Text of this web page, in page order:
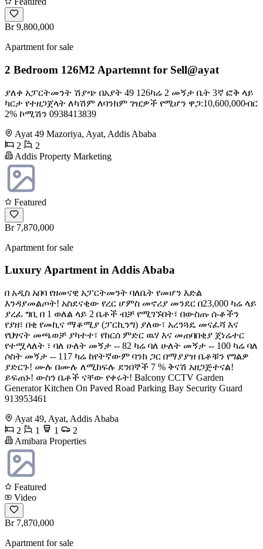
Br 9,800,000
Apartment for sale
2 Bedroom 126M2 Apartemnt for Sell@ayat
ያለቀ አፓርትመንት ሽያጭ በአያት 49 126ካሬ 2 መኝታ ቤት 3ኛ ፎቅ ላይ
ካርታ የተዘጋጀላት ለካሽም ለባንክም ገዢዎች የሚሆን ዋጋ:10,600,000ብር
2% ኮሚሽን 0938413839
Ayat 49 Mazoriya, Ayat, Addis Ababa
2
2
Addis Property Marketing
Featured
Br 7,870,000
Apartment for sale
Luxury Apartment in Addis Ababa
በ አዲስ አበባ የዘመናዊ አፓርትመንት ባለቤት የመሆን እድል
እንዳያመልጦት! አስደናቂው የረር ሆምስ መኖሪያ መንደር በ23,000 ካሬ ላይ
ያረፈ ግቢ በ 1 ወለል ላይ 2 ቤቶች ብቻ የሚገኙበት፣ በውስጡ ሱቆችን
የያዘ፣ በቂ የመኪና ማቆሚያ (ፓርኪንግ) ያለው፣ አረንጓዴ መናፈሻ እና
የህፃናት መጫወቻ ያካተተ፣ የከርሰ ምድር ዉሃ እና መጠባበቂያ ጀነሬተር
የተሟላለት ፣ ባለ ሁለት መኝታ -- 82 ካሬ ባለ ሁለት መኝታ -- 100 ካሬ ባለ
ሶስት መኝታ -- 117 ካሬ ከየትኛውም ባንክ ጋር በማያያዝ ቤቶቹን የግልዎ
ያድርጉ! ሙሉ በሙሉ ለሚከፍሉ ደንበኞች 7 % ቅናሽ አዘጋጅተናል!
ይፍጠኑ! ውስን ቤቶች ናቸው የቀሩት! Balcony CCTV Garden
Generator Kitchen On Paved Road Parking Bay Security Guard ️
913953461
Ayat 49, Ayat, Addis Ababa
2
1 1
2
Amibara Properties
Featured
Video
Br 7,870,000
Apartment for sale